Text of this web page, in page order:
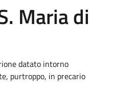
Maria di
datato intorno
purtroppo, in precario